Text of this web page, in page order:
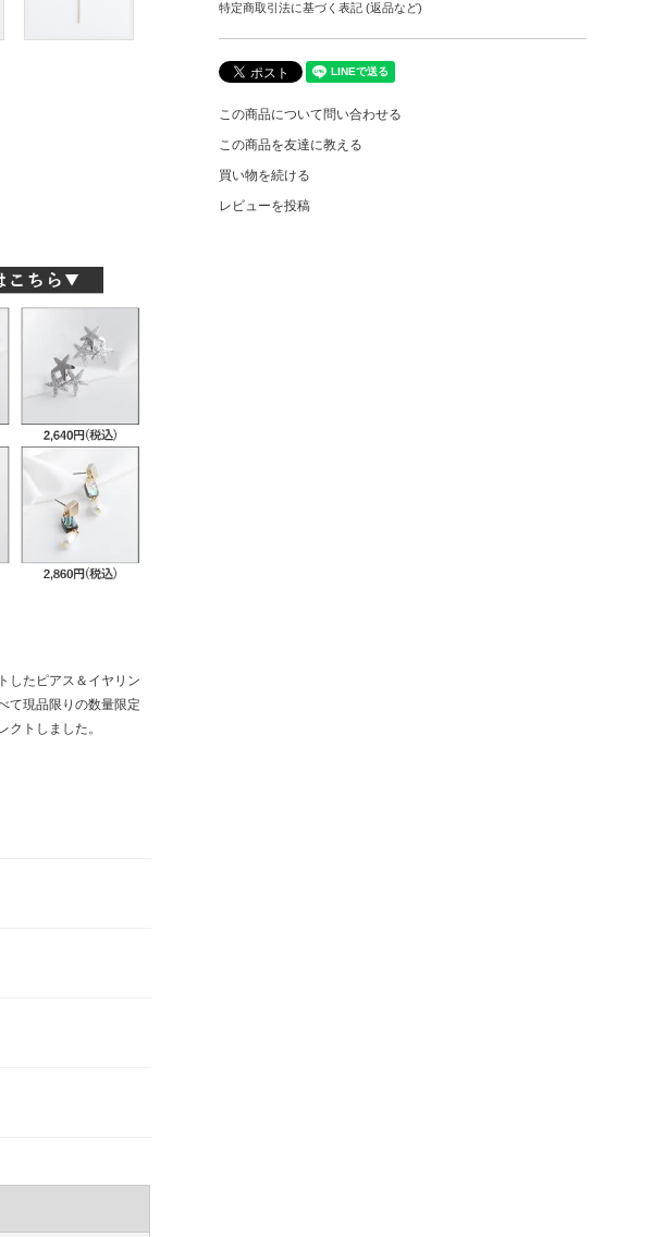
特定商取引法に基づく表記 (返品など)
この商品について問い合わせる
この商品を友達に教える
買い物を続ける
レビューを投稿
したピアス＆イヤリン
て現品限りの数量限定
トしました。